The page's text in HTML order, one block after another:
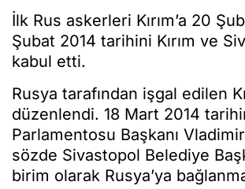
İlk Rus askerleri Kırım’a 20
Şubat 2014 tarihini Kırım ve
kabul etti.
Rusya tarafından işgal edilen
düzenlendi. 18 Mart 2014
Parlamentosu Başkanı
sözde Sivastopol Belediye
birim olarak Rusya’ya